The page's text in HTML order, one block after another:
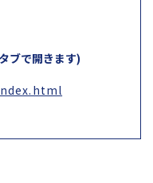
ブで開きます)